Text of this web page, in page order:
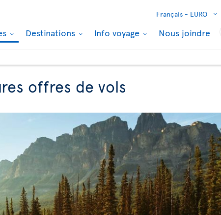
Français - EURO
Destinations Info voyage Nous joindre
offres de vols